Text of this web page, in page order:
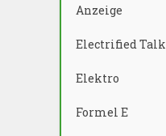
Anzeige
Electrified Talk
Elektro
Formel E